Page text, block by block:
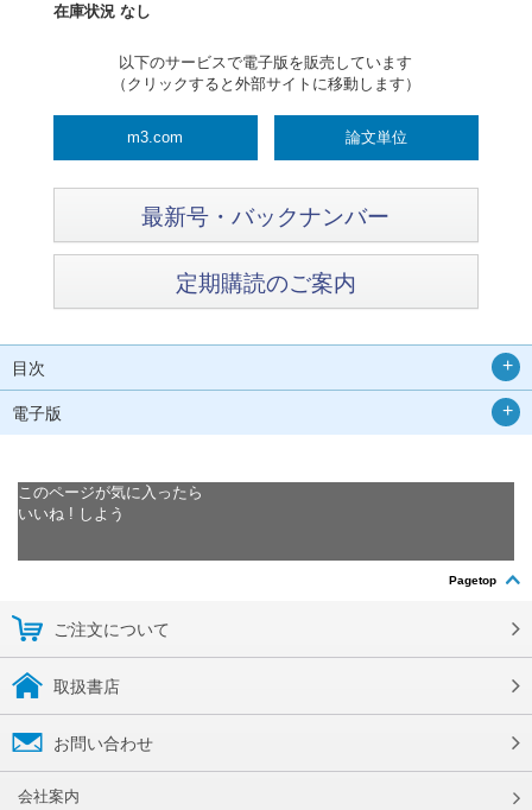
在庫状況 なし
以下のサービスで電子版を販売しています
（クリックすると外部サイトに移動します）
m3.com 論文単位
最新号・バックナンバー
定期購読のご案内
目次
電子版
このページが気に入ったら
いいね ! しよう
Pagetop
ご注文について
取扱書店
お問い合わせ
会社案内